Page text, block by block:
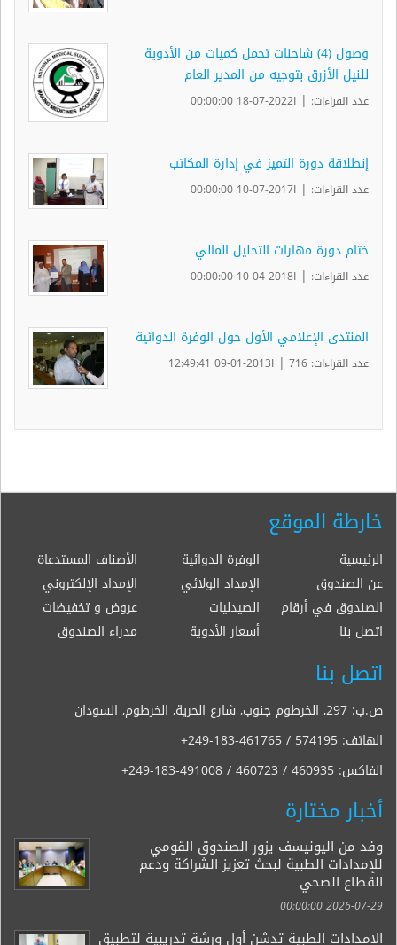
وصول (4) شاحنات تحمل كميات من الأدوية
للنيل الأزرق بتوجيه من المدير العام
عدد القراءات: | ا2022-07-18 00:00:00
إنطلاقة دورة التميز في إدارة المكاتب
عدد القراءات: | ا2017-07-10 00:00:00
ختام دورة مهارات التحليل المالي
عدد القراءات: | ا2018-04-10 00:00:00
المنتدى الإعلامي الأول حول الوفرة الدوائية
عدد القراءات: 716 | ا2013-01-09 12:49:41
خارطة الموقع
الرئيسية الوفرة الدوائية
الأصناف المستدعاة
عن الصندوق
الإمداد الولائي
الإمداد الإلكتروني
الصندوق في أرقام
الصيدليات
عروض و تخفيضات
اتصل بنا
أسعار الأدوية مدراء الصندوق
اتصل بنا
ص.ب: 297, الخرطوم جنوب, شارع الحرية, الخرطوم, السودان
الهاتف: +249-183-461765 / 574195
الفاكس: +249-183-491008 / 460723 / 460935
أخبار مختارة
وفد من اليونيسف يزور الصندوق القومي
للإمدادات الطبية لبحث تعزيز الشراكة ودعم
القطاع الصحي
2026-07-29 00:00:00
الإمدادات الطبية تدشن أول ورشة تدريبية لتطبيق